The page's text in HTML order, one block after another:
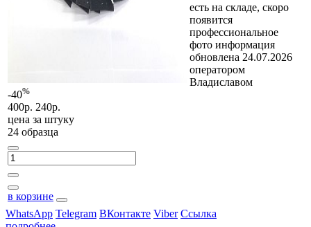
-40%
400р. 240р.
цена за штуку
24 образца
в корзине
есть на складе, скоро
появится
профессиональное
фото информация
обновлена 24.07.2026
оператором
Владиславом
WhatsApp Telegram ВКонтакте Viber Ссылка